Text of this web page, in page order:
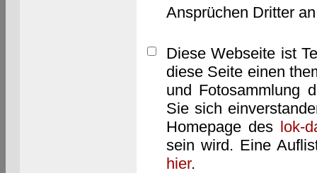
Ansprüchen Dritter
Diese Webseite ist
diese Seite einen
und Fotosammlung
Sie sich
Homepage des lok-
sein wird. Eine
hier.